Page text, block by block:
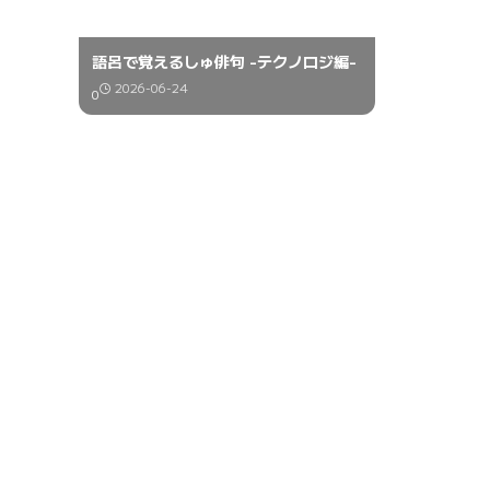
語呂で覚えるしゅ俳句 -テクノロジ編-
0 2026-06-24